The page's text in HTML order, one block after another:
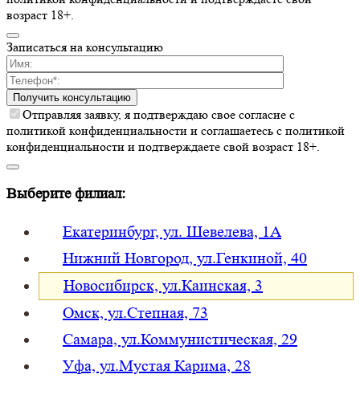
возраст 18+.
Записаться на консультацию
Получить консультацию
Отправляя заявку, я подтверждаю свое согласие с
политикой конфиденциальности и соглашаетесь c политикой
конфиденциальности и подтверждаете свой возраст 18+.
Выберите филиал:
Екатеринбург, ул. Шевелева, 1А
Нижний Новгород, ул.Генкиной, 40
Новосибирск, ул.Каинская, 3
Омск, ул.Степная, 73
Самара, ул.Коммунистическая, 29
Уфа, ул.Мустая Карима, 28